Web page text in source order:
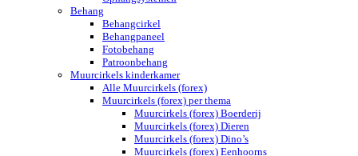
Behang
Behangcirkel
Behangpaneel
Fotobehang
Patroonbehang
Muurcirkels kinderkamer
Alle Muurcirkels (forex)
Muurcirkels (forex) per thema
Muurcirkels (forex) Boerderij
Muurcirkels (forex) Dieren
Muurcirkels (forex) Dino’s
Muurcirkels (forex) Eenhoorns